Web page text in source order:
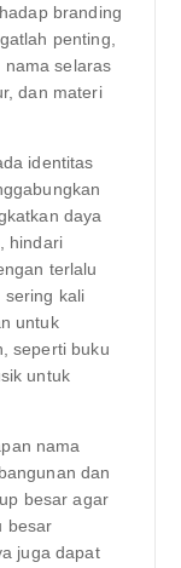
branding
penting,
nama selaras
dan materi
identitas
daya
hindari
terlalu
sering kali
untuk
seperti buku
untuk
nama
dan
besar agar
besar
juga dapat